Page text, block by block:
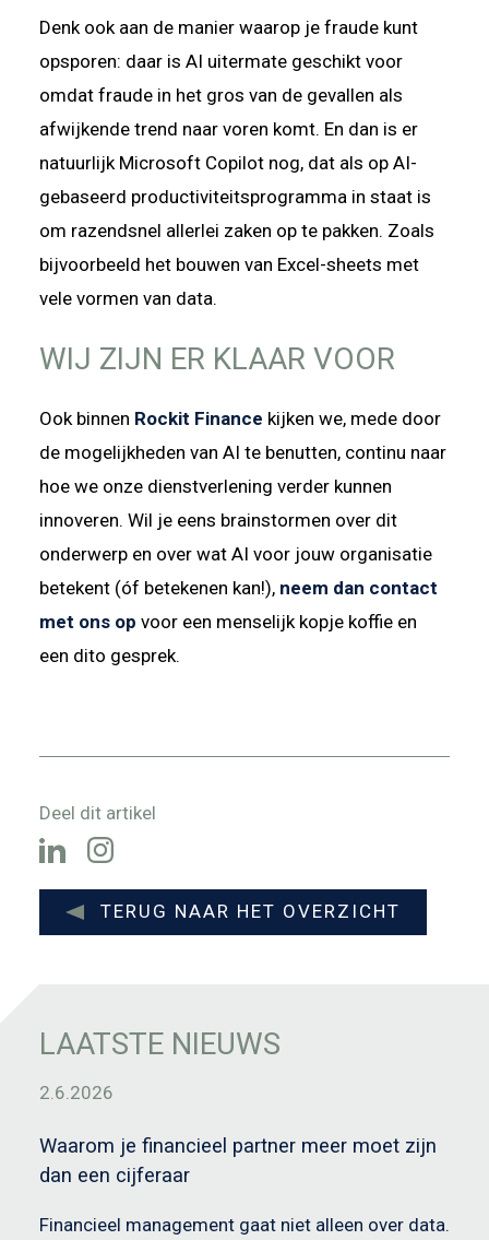
Denk ook aan de manier waarop je fraude kunt
opsporen: daar is AI uitermate geschikt voor
omdat fraude in het gros van de gevallen als
afwijkende trend naar voren komt. En dan is er
natuurlijk Microsoft Copilot nog, dat als op AI-
gebaseerd productiviteitsprogramma in staat is
om razendsnel allerlei zaken op te pakken. Zoals
bijvoorbeeld het bouwen van Excel-sheets met
vele vormen van data.
WIJ ZIJN ER KLAAR VOOR
Ook binnen Rockit Finance kijken we, mede door
de mogelijkheden van AI te benutten, continu naar
hoe we onze dienstverlening verder kunnen
innoveren. Wil je eens brainstormen over dit
onderwerp en over wat AI voor jouw organisatie
betekent (óf betekenen kan!), neem dan contact
met ons op voor een menselijk kopje koffie en
een dito gesprek.
Deel dit artikel
TERUG NAAR HET OVERZICHT
LAATSTE NIEUWS
2.6.2026
Waarom je financieel partner meer moet zijn
dan een cijferaar
Financieel management gaat niet alleen over data.